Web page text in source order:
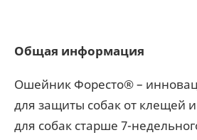
Общая информация
Ошейник Форесто® –
для защиты собак от клещей
для собак старше 7-